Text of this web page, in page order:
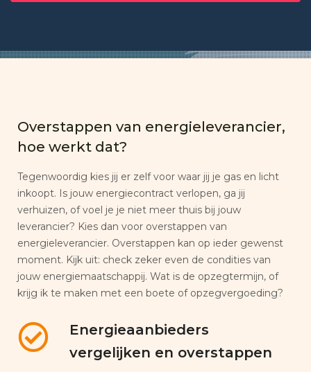
Overstappen van energieleverancier,
hoe werkt dat?
Tegenwoordig kies jij er zelf voor waar jij je gas en licht
inkoopt. Is jouw energiecontract verlopen, ga jij
verhuizen, of voel je je niet meer thuis bij jouw
leverancier? Kies dan voor overstappen van
energieleverancier. Overstappen kan op ieder gewenst
moment. Kijk uit: check zeker even de condities van
jouw energiemaatschappij. Wat is de opzegtermijn, of
krijg ik te maken met een boete of opzegvergoeding?
Energieaanbieders
vergelijken en overstappen